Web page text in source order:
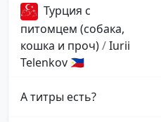
Турция с
питомцем (собака,
кошка и проч)/Iurii
Telenkov 🇵🇭
А титры есть?